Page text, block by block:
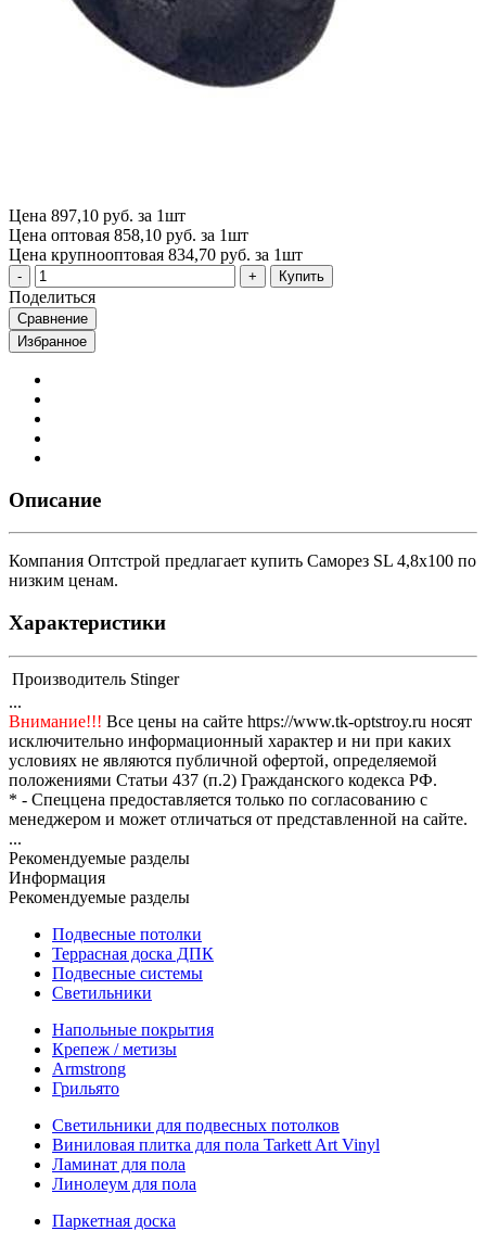
Цена 897,10 руб. за 1шт
Цена оптовая 858,10 руб. за 1шт
Цена крупнооптовая 834,70 руб. за 1шт
Купить
Поделиться
Сравнение
Избранное
Описание
Компания Оптстрой предлагает купить Саморез SL 4,8х100 по
низким ценам.
Характеристики
Производитель Stinger
...
Внимание!!! Все цены на сайте https://www.tk-optstroy.ru носят
исключительно информационный характер и ни при каких
условиях не являются публичной офертой, определяемой
положениями Статьи 437 (п.2) Гражданского кодекса РФ.
* - Спеццена предоставляется только по согласованию с
менеджером и может отличаться от представленной на сайте.
...
Рекомендуемые разделы
Информация
Рекомендуемые разделы
Подвесные потолки
Террасная доска ДПК
Подвесные системы
Светильники
Напольные покрытия
Крепеж / метизы
Armstrong
Грильято
Светильники для подвесных потолков
Виниловая плитка для пола Tarkett Art Vinyl
Ламинат для пола
Линолеум для пола
Паркетная доска